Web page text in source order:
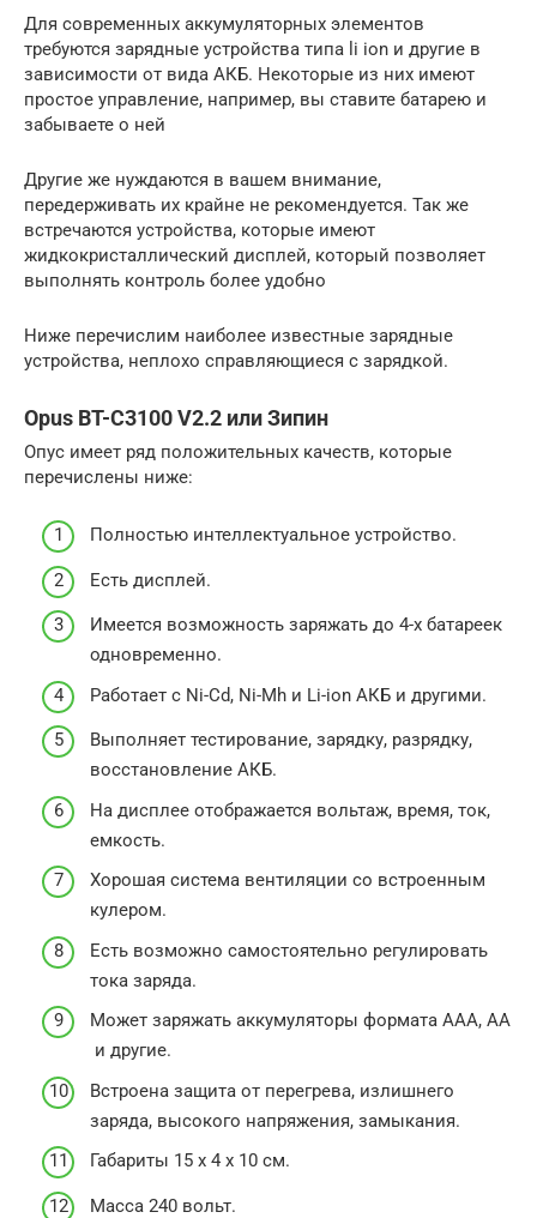
Для современных аккумуляторных элементов
требуются зарядные устройства типа li ion и другие в
зависимости от вида АКБ. Некоторые из них имеют
простое управление, например, вы ставите батарею и
забываете о ней
Другие же нуждаются в вашем внимание,
передерживать их крайне не рекомендуется. Так же
встречаются устройства, которые имеют
жидкокристаллический дисплей, который позволяет
выполнять контроль более удобно
Ниже перечислим наиболее известные зарядные
устройства, неплохо справляющиеся с зарядкой.
Opus BT-C3100 V2.2 или Зипин
Опус имеет ряд положительных качеств, которые
перечислены ниже:
Полностью интеллектуальное устройство.
Есть дисплей.
Имеется возможность заряжать до 4-х батареек
одновременно.
Работает с Ni-Cd, Ni-Mh и Li-ion АКБ и другими.
Выполняет тестирование, зарядку, разрядку,
восстановление АКБ.
На дисплее отображается вольтаж, время, ток,
емкость.
Хорошая система вентиляции со встроенным
кулером.
Есть возможно самостоятельно регулировать
тока заряда.
Может заряжать аккумуляторы формата ААА, АА
и другие.
Встроена защита от перегрева, излишнего
заряда, высокого напряжения, замыкания.
Габариты 15 x 4 x 10 см.
Масса 240 вольт.